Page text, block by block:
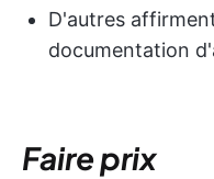
D'autres
documentation
Faireprix